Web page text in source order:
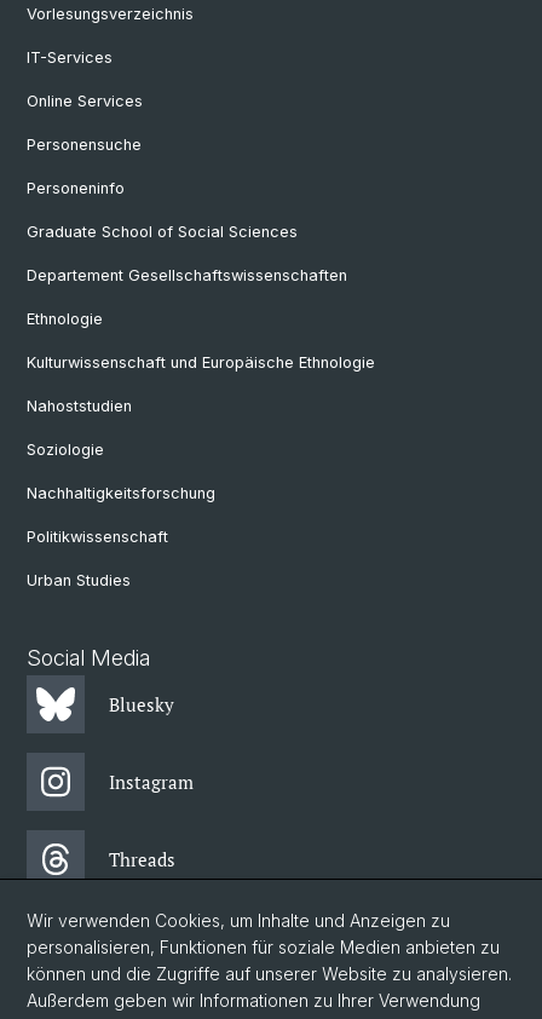
Vorlesungsverzeichnis
IT-Services
Online Services
Personensuche
Personeninfo
Graduate School of Social Sciences
Departement Gesellschaftswissenschaften
Ethnologie
Kulturwissenschaft und Europäische Ethnologie
Nahoststudien
Soziologie
Nachhaltigkeitsforschung
Politikwissenschaft
Urban Studies
Social Media
Bluesky
Instagram
Threads
Facebook
Wir verwenden Cookies, um Inhalte und Anzeigen zu
personalisieren, Funktionen für soziale Medien anbieten zu
können und die Zugriffe auf unserer Website zu analysieren.
Außerdem geben wir Informationen zu Ihrer Verwendung